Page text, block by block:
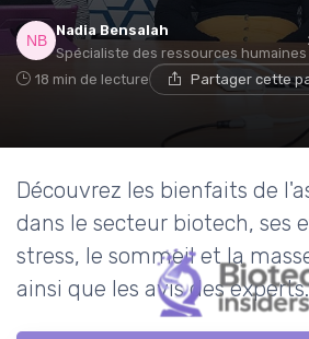
Nadia Bensalah
Spécialiste des ressources humaines
18 min de lecture Partager cette
Découvrez les bienfaits de
dans le secteur biotech, ses
stress, le sommeil et la
ainsi que les avis des experts.